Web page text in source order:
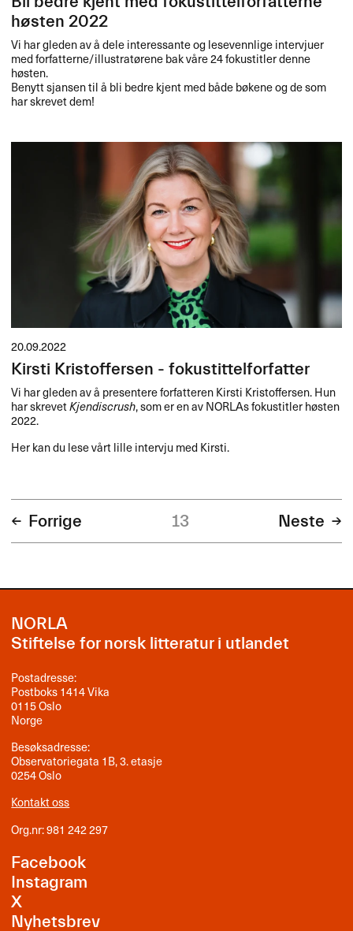
høsten 2022
Vi har gleden av å dele interessante og lesevennlige intervjuer
med forfatterne/illustratørene bak våre 24 fokustitler denne
høsten.
Benytt sjansen til å bli bedre kjent med både bøkene og de som
har skrevet dem!
20.09.2022
Kirsti Kristoffersen - fokustittelforfatter
Vi har gleden av å presentere forfatteren Kirsti Kristoffersen. Hun
har skrevetKjendiscrush, som er en av NORLAs fokustitler høsten
2022.
Her kan du lese vårt lille intervju med Kirsti.
Forrige 13 Neste
NORLA
Stiftelse for norsk litteratur i utlandet
Postadresse:
Postboks 1414 Vika
0115 Oslo
Norge
Besøksadresse:
Observatoriegata 1B, 3. etasje
0254 Oslo
Kontakt oss
Org.nr: 981 242 297
Facebook
Instagram
X
Nyhetsbrev